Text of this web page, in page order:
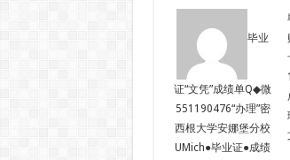
毕业
证“文凭”成绩单Q◆微
551190476“办理”密
西根大学安娜堡分校
UMich●毕业证●成绩